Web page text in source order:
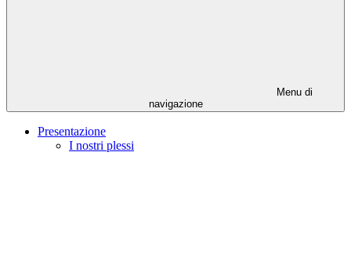
Menu di
navigazione
Presentazione
I nostri plessi